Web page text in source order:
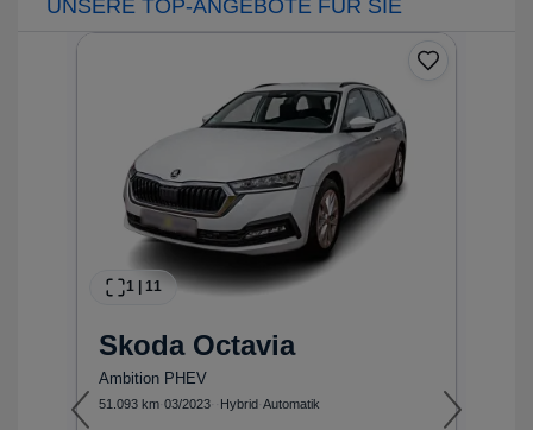
UNSERE TOP-ANGEBOTE FÜR SIE
1 11
Skoda Octavia
Ambition PHEV
51.093 km 03/2023 Hybrid Automatik